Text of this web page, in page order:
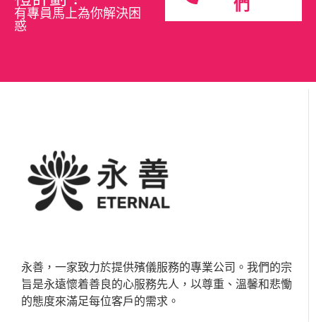
有專員馬上為你解決困
惑
們
永善，一家致力於提供殯儀服務的專業公司。我們的宗
旨是永遠懷着善良的心服務先人，以尊重、溫馨和悲慟
的態度來滿足每位客戶的需求。